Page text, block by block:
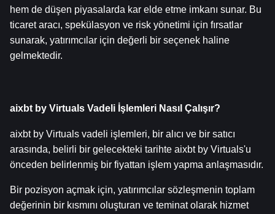
hem de düşen piyasalarda kar elde etme imkanı sunar. Bu
ticaret aracı, spekülasyon ve risk yönetimi için fırsatlar
sunarak, yatırımcılar için değerli bir seçenek haline
gelmektedir.
aixbt by Virtuals Vadeli İşlemleri Nasıl Çalışır?
aixbt by Virtuals vadeli işlemleri, bir alıcı ve bir satıcı
arasında, belirli bir gelecekteki tarihte aixbt by Virtuals'u
önceden belirlenmiş bir fiyattan işlem yapma anlaşmasıdır.
Bir pozisyon açmak için, yatırımcılar sözleşmenin toplam
değerinin bir kısmını oluşturan ve teminat olarak hizmet